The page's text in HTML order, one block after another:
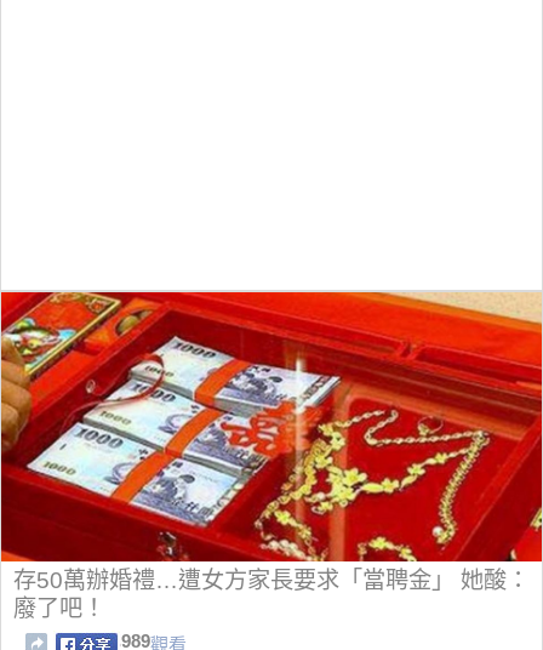
存50萬辦婚禮…遭女方家長要求「當聘金」 她酸：
廢了吧！
989觀看